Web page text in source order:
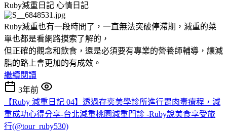
Ruby減重日記 心情日記
Ruby減重也有一段時間了，一直無法突破停滯期，減重的菜
單也都是看網路摸索了解的，
但正確的觀念和飲食，還是必須要有專業的營養師輔導，讓減
脂的路上會更加的有成效。
繼續閱讀
3年前
【Ruby 減重日記 04】透過存奕美學診所進行胃肉毒療程，減
重成功心得分享-台北減重桃園減重門診 -Ruby說美食享受旅
行(@tour_ruby530)